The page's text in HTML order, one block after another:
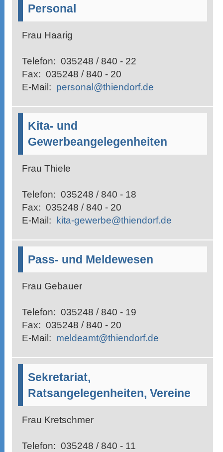
Personal
Frau Haarig
Telefon: 035248 / 840 - 22
Fax: 035248 / 840 - 20
E-Mail: personal@thiendorf.de
Kita- und
Gewerbeangelegenheiten
Frau Thiele
Telefon: 035248 / 840 - 18
Fax: 035248 / 840 - 20
E-Mail:
kita-gewerbe@thiendorf.de
Pass- und Meldewesen
Frau Gebauer
Telefon: 035248 / 840 - 19
Fax: 035248 / 840 - 20
E-Mail: meldeamt@thiendorf.de
Sekretariat,
Ratsangelegenheiten, Vereine
Frau Kretschmer
Telefon: 035248 / 840 - 11